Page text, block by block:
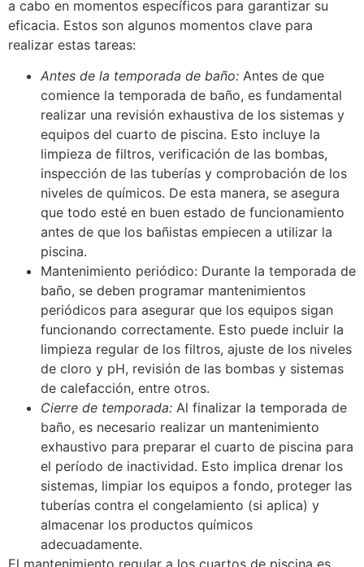
a cabo en momentos específicos para garantizar su
eficacia. Estos son algunos momentos clave para
realizar estas tareas:
Antes de la temporada de baño: Antes de que
comience la temporada de baño, es fundamental
realizar una revisión exhaustiva de los sistemas y
equipos del cuarto de piscina. Esto incluye la
limpieza de filtros, verificación de las bombas,
inspección de las tuberías y comprobación de los
niveles de químicos. De esta manera, se asegura
que todo esté en buen estado de funcionamiento
antes de que los bañistas empiecen a utilizar la
piscina.
Mantenimiento periódico: Durante la temporada de
baño, se deben programar mantenimientos
periódicos para asegurar que los equipos sigan
funcionando correctamente. Esto puede incluir la
limpieza regular de los filtros, ajuste de los niveles
de cloro y pH, revisión de las bombas y sistemas
de calefacción, entre otros.
Cierre de temporada: Al finalizar la temporada de
baño, es necesario realizar un mantenimiento
exhaustivo para preparar el cuarto de piscina para
el período de inactividad. Esto implica drenar los
sistemas, limpiar los equipos a fondo, proteger las
tuberías contra el congelamiento (si aplica) y
almacenar los productos químicos
adecuadamente.
El mantenimiento regular a los cuartos de piscina es